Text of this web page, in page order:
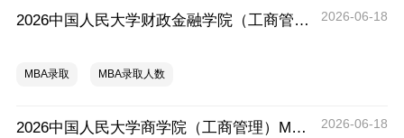
2026中国人民大学财政金融学院（工商管理）MBA拟录取分析解读 2026-06-18
MBA录取 MBA录取人数
2026中国人民大学商学院（工商管理）MBA拟录取分析解读 2026-06-18